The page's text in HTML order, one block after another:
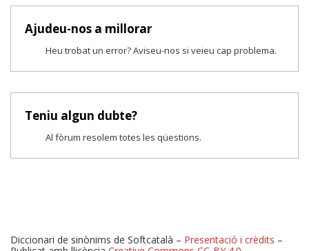
Ajudeu-nos a millorar
Heu trobat un error? Aviseu-nos si veieu cap problema.
Teniu algun dubte?
Al fòrum resolem totes les qüestions.
Diccionari de sinònims de Softcatalà – Presentació i crèdits –